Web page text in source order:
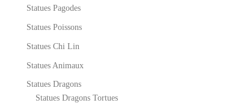
Statues Pagodes
Statues Poissons
Statues Chi Lin
Statues Animaux
Statues Dragons
Statues Dragons Tortues